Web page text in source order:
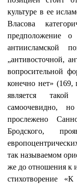
культуре в ее
Власова
предположение
антиисламской
„антивосточной,
вопросительной
конечно нет»
является такой
самоочевидно,
прослежено
Бродского,
так называемом
же до отношения к
стихотворение